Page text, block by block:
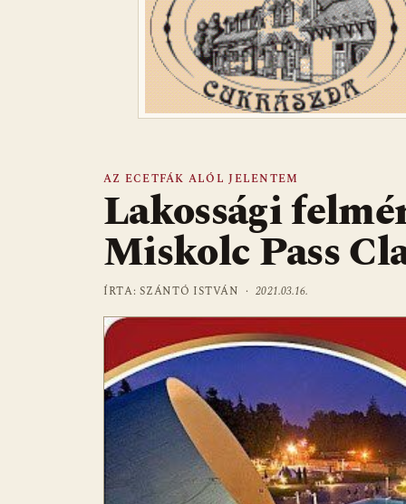
AZ ECETFÁK ALÓL JELENTEM
Lakossági
Miskolc Pass
ÍRTA: SZÁNTÓ ISTVÁN ·2021.03.16.